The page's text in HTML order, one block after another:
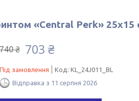
«Central Perk» 25х15
740 ₴ 703 ₴
Під замовлення Код: KL_24J011_BL
Відправка з 11 серпня 2026